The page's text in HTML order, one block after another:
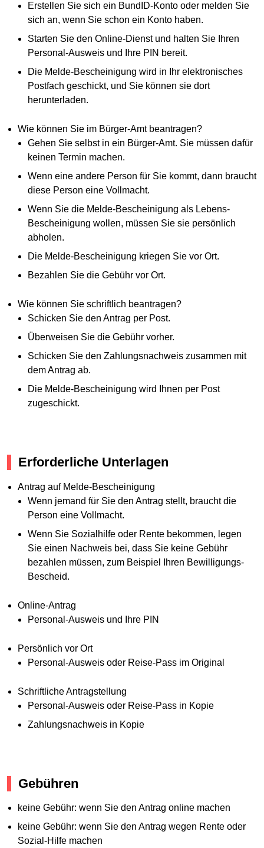
Erstellen Sie sich ein BundID-Konto oder melden Sie
sich an, wenn Sie schon ein Konto haben.
Starten Sie den Online-Dienst und halten Sie Ihren
Personal-Ausweis und Ihre PIN bereit.
Die Melde-Bescheinigung wird in Ihr elektronisches
Postfach geschickt, und Sie können sie dort
herunterladen.
Wie können Sie im Bürger-Amt beantragen?
Gehen Sie selbst in ein Bürger-Amt. Sie müssen dafür
keinen Termin machen.
Wenn eine andere Person für Sie kommt, dann braucht
diese Person eine Vollmacht.
Wenn Sie die Melde-Bescheinigung als Lebens-
Bescheinigung wollen, müssen Sie sie persönlich
abholen.
Die Melde-Bescheinigung kriegen Sie vor Ort.
Bezahlen Sie die Gebühr vor Ort.
Wie können Sie schriftlich beantragen?
Schicken Sie den Antrag per Post.
Überweisen Sie die Gebühr vorher.
Schicken Sie den Zahlungsnachweis zusammen mit
dem Antrag ab.
Die Melde-Bescheinigung wird Ihnen per Post
zugeschickt.
Erforderliche Unterlagen
Antrag auf Melde-Bescheinigung
Wenn jemand für Sie den Antrag stellt, braucht die
Person eine Vollmacht.
Wenn Sie Sozialhilfe oder Rente bekommen, legen
Sie einen Nachweis bei, dass Sie keine Gebühr
bezahlen müssen, zum Beispiel Ihren Bewilligungs-
Bescheid.
Online-Antrag
Personal-Ausweis und Ihre PIN
Persönlich vor Ort
Personal-Ausweis oder Reise-Pass im Original
Schriftliche Antragstellung
Personal-Ausweis oder Reise-Pass in Kopie
Zahlungsnachweis in Kopie
Gebühren
keine Gebühr: wenn Sie den Antrag online machen
keine Gebühr: wenn Sie den Antrag wegen Rente oder
Sozial-Hilfe machen